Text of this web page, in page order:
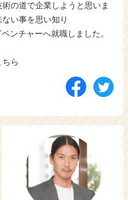
の道で企業しようと思いま
い事を思い知り
ンチャーへ就職しました。
ら